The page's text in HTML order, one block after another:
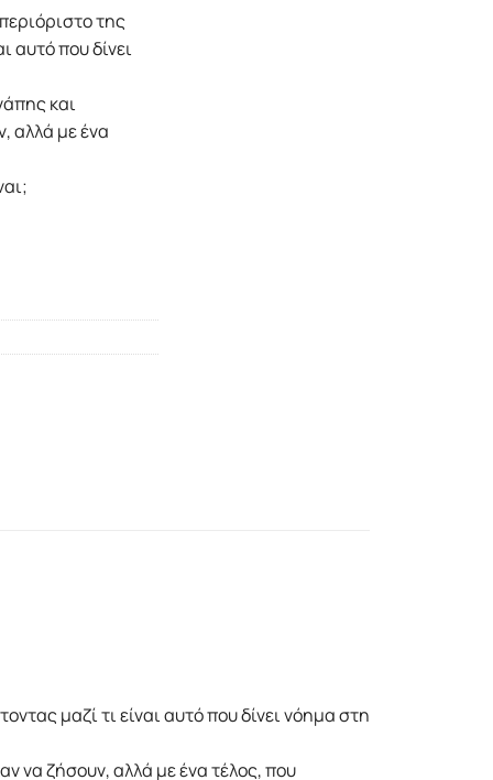
της
αυτό που δίνει
και
αλλά με ένα
μαζί τι είναι αυτό που δίνει νόημα στη
να ζήσουν, αλλά με ένα τέλος, που